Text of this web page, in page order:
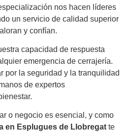
nos hacen líderes
un servicio de calidad superior
y confían.
capacidad de respuesta
emergencia de cerrajería.
por la seguridad y la tranquilidad
de expertos
o negocio es esencial, y como
en Esplugues de Llobregat te